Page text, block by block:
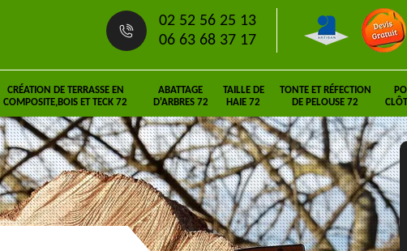
02 52 56 25 13
06 63 68 37 17
CRÉATION DE TERRASSE EN
COMPOSITE,BOIS ET TECK 72
ABATTAGE
D'ARBRES 72
TAILLE DE
HAIE 72
TONTE ET RÉFECTION
DE PELOUSE 72